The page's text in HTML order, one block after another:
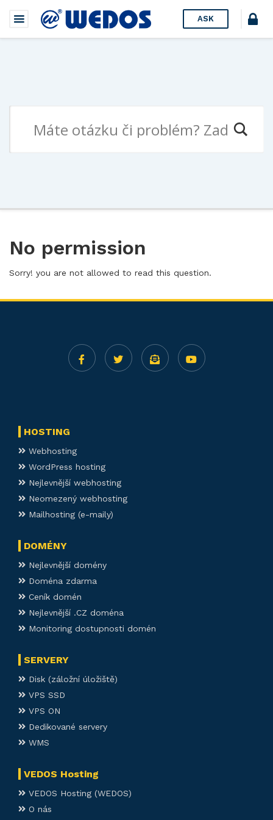
ASK
No permission
Sorry! you are not allowed to read this question.
HOSTING
Webhosting
WordPress hosting
Nejlevnější webhosting
Neomezený webhosting
Mailhosting (e-maily)
DOMÉNY
Nejlevnější domény
Doména zdarma
Ceník domén
Nejlevnější .CZ doména
Monitoring dostupnosti domén
SERVERY
Disk (záložní úložiště)
VPS SSD
VPS ON
Dedikované servery
WMS
VEDOS Hosting
VEDOS Hosting (WEDOS)
O nás